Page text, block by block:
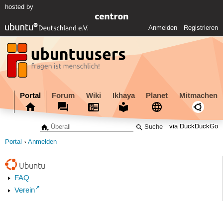
hosted by
Anmelden Registrieren
Portal Forum Wiki Ikhaya Planet Mitmachen
via DuckDuckGo
Portal Anmelden
Ubuntu
FAQ
Verein